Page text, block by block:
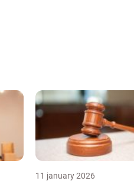
11 january 2026